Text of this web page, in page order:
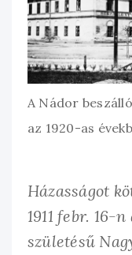
A Nádor
az 1920-as
Házasságot
1911 febr. 16-
születésű